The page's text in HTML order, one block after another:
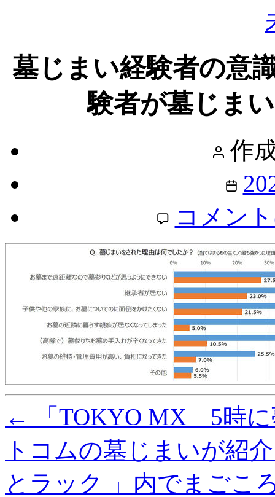
墓じまい経験者の意
験者が墓じま
稿
作
稿
ま
い
経
験
者
の
意
識
調
査
報
告
～
9
割
以
の
経
験
者
コメン
←
「TOKYO MX 5時
トコムの墓じまいが紹
とラック 」内でまごこ